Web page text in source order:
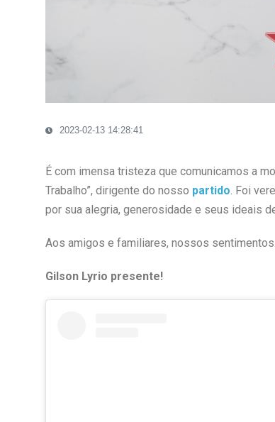
2023-02-13 14:28:41
É com imensa tristeza que comunicamos a
Trabalho”, dirigente do nosso partido . Foi
por sua alegria, generosidade e seus ideais
Aos amigos e familiares, nossos sentimentos.
Gilson Lyrio presente!